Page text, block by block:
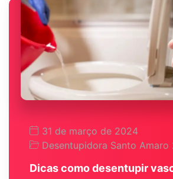
31 de março de 2024
Desentupidora Santo Amaro
Dicas como desentupir